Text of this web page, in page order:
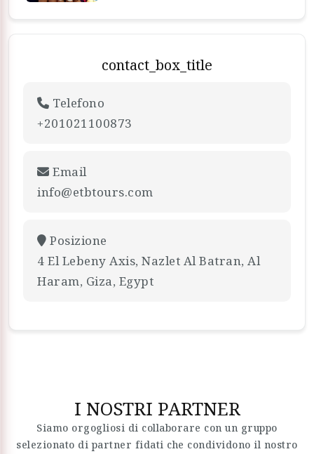
contact_box_title
Telefono
+201021100873
Email
info@etbtours.com
Posizione
4 El Lebeny Axis, Nazlet Al Batran, Al
Haram, Giza, Egypt
I NOSTRI PARTNER
Siamo orgogliosi di collaborare con un gruppo
selezionato di partner fidati che condividono il nostro